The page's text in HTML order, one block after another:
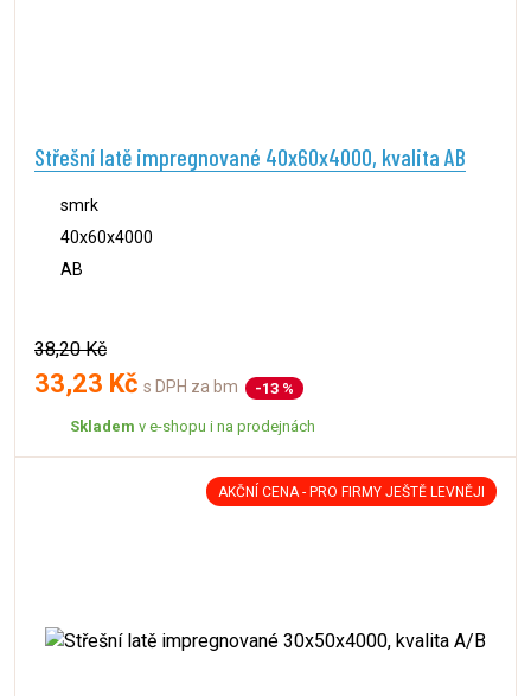
Střešní latě impregnované 40x60x4000, kvalita AB
smrk
40x60x4000
AB
38,20 Kč
33,23 Kč s DPH za bm -13 %
Skladem v e-shopu i na prodejnách
AKČNÍ CENA - PRO FIRMY JEŠTĚ LEVNĚJI